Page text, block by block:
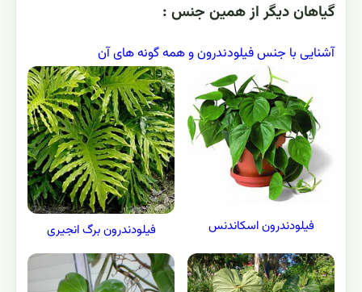
گياهان ديگر از همين جنس :
آشنایی با جنس فیلودندرون و همه گونه های آن
فیلودندرون اسکاندنس فیلودندرون برگ انجیری